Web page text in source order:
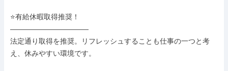
⭐有給休暇取得推奨！
―――――――――――
法定通り取得を推奨。リフレッシュすることも仕事の一つと考
え、休みやすい環境です。